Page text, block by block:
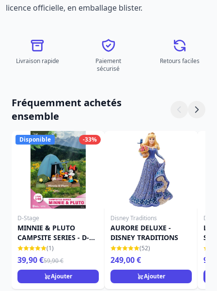
licence officielle, en emballage blister.
Livraison rapide
Paiement
sécurisé
Retours faciles
Fréquemment achetés
ensemble
-33%
Disponible
D-Stage
MINNIE & PLUTO
CAMPSITE SERIES - D-
STAGE
(1)
39,90 €59,90 €
Ajouter
Disney Traditions
AURORE DELUXE -
DISNEY TRADITIONS
(52)
249,00 €
Ajouter
LE